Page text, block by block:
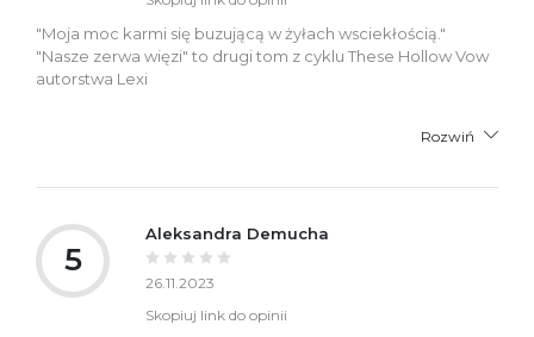
"Moja moc karmi się buzującą w żyłach wsciekłością."
"Nasze zerwa więzi" to drugi tom z cyklu These Hollow Vow
autorstwa Lexi
Rozwiń
5
Aleksandra Demucha
26.11.2023
Skopiuj link do opinii